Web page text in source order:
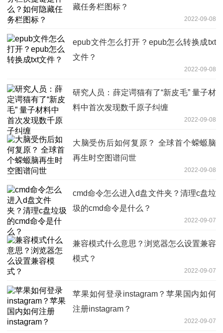
藏任务栏图标？
2022-09-08
epub文件怎么打开？epub怎么转换成txt
文件？
2022-09-08
研究人员：薛定谔猫有了“新皮毛” 量子材
料中首次发现数千原子纠缠
2022-09-08
大脑受伤后如何复原？ 全球首个蝾螈脑
再生时空图谱问世
2022-09-08
cmd命令怎么进入d盘文件夹？清理c盘垃
圾的cmd命令是什么？
2022-09-07
兼容模式什么意思？浏览器怎么设置兼容
模式？
2022-09-07
苹果如何登录instagram？苹果国内如何
注册instagram？
2022-09-07